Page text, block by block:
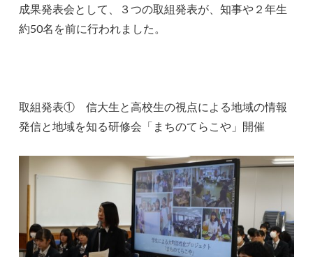
成果発表会として、３つの取組発表が、知事や２年生
約50名を前に行われました。
取組発表① 信大生と高校生の視点による地域の情報
発信と地域を知る研修会「まちのてらこや」開催